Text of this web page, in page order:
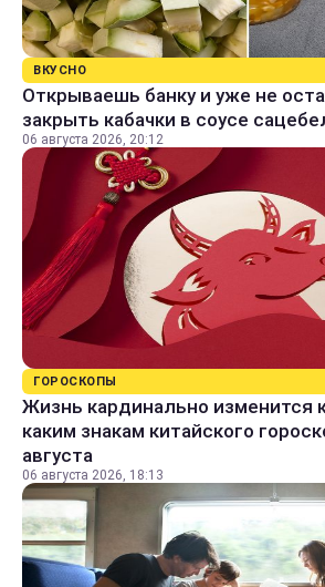
ВКУСНО
Открываешь банку и уже не
закрыть кабачки в соусе
06 августа 2026, 20:12
ГОРОСКОПЫ
Жизнь кардинально изменится
каким знакам китайского
августа
06 августа 2026, 18:13